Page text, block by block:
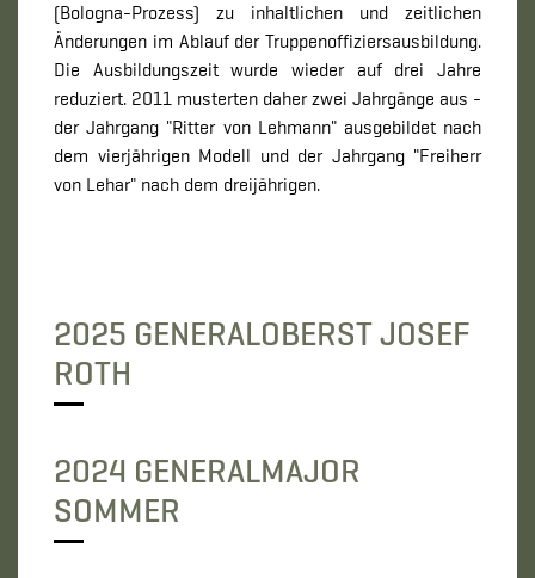
(Bologna-Prozess) zu inhaltlichen und zeitlichen
Änderungen im Ablauf der Truppenoffiziersausbildung.
Die Ausbildungszeit wurde wieder auf drei Jahre
reduziert. 2011 musterten daher zwei Jahrgänge aus -
der Jahrgang "Ritter von Lehmann" ausgebildet nach
dem vierjährigen Modell und der Jahrgang "Freiherr
von Lehar" nach dem dreijährigen.
2025 GENERALOBERST JOSEF
ROTH
2024 GENERALMAJOR
SOMMER